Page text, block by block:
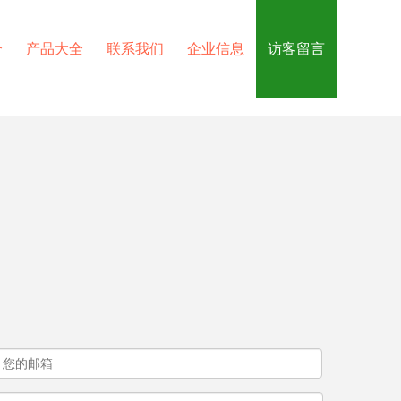
产品大全 联系我们 企业信息 访客留言